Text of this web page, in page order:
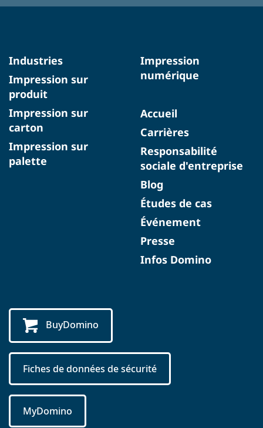
Industries
Impression sur
produit
Impression sur
carton
Impression sur
palette
Impression
numérique
Accueil
Carrières
Responsabilité
sociale d'entreprise
Blog
Études de cas
Événement
Presse
Infos Domino
BuyDomino
Fiches de données de sécurité
MyDomino